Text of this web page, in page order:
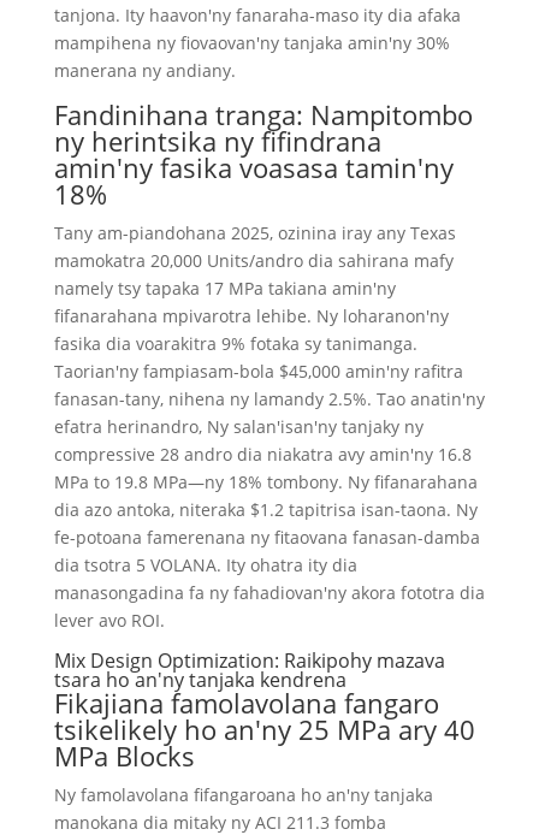
tanjona. Ity haavon'ny fanaraha-maso ity dia afaka
mampihena ny fiovaovan'ny tanjaka amin'ny 30%
manerana ny andiany.
Fandinihana tranga: Nampitombo
ny herintsika ny fifindrana
amin'ny fasika voasasa tamin'ny
18%
Tany am-piandohana 2025, ozinina iray any Texas
mamokatra 20,000 Units/andro dia sahirana mafy
namely tsy tapaka 17 MPa takiana amin'ny
fifanarahana mpivarotra lehibe. Ny loharanon'ny
fasika dia voarakitra 9% fotaka sy tanimanga.
Taorian'ny fampiasam-bola $45,000 amin'ny rafitra
fanasan-tany, nihena ny lamandy 2.5%. Tao anatin'ny
efatra herinandro, Ny salan'isan'ny tanjaky ny
compressive 28 andro dia niakatra avy amin'ny 16.8
MPa to 19.8 MPa—ny 18% tombony. Ny fifanarahana
dia azo antoka, niteraka $1.2 tapitrisa isan-taona. Ny
fe-potoana famerenana ny fitaovana fanasan-damba
dia tsotra 5 VOLANA. Ity ohatra ity dia
manasongadina fa ny fahadiovan'ny akora fototra dia
lever avo ROI.
Mix Design Optimization: Raikipohy mazava
tsara ho an'ny tanjaka kendrena
Fikajiana famolavolana fangaro
tsikelikely ho an'ny 25 MPa ary 40
MPa Blocks
Ny famolavolana fifangaroana ho an'ny tanjaka
manokana dia mitaky ny ACI 211.3 fomba